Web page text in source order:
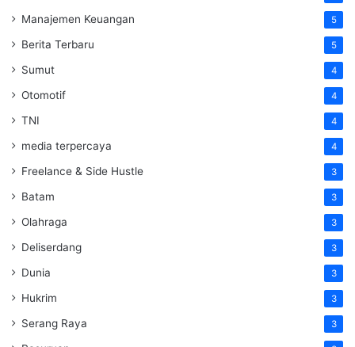
Manajemen Keuangan 5
Berita Terbaru 5
Sumut 4
Otomotif 4
TNI 4
media terpercaya 4
Freelance & Side Hustle 3
Batam 3
Olahraga 3
Deliserdang 3
Dunia 3
Hukrim 3
Serang Raya 3